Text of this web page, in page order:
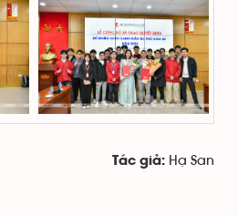
Tác giả: Hạ San